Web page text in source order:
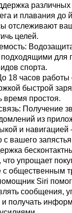
и плавания до
отслеживают
целей.
подходящими для
спорта.
18 часов работы
быстрой
время простоя.
Получение
из
и навигацией
вашего
упрощает
с общественным
Siri
сообщения,
получать